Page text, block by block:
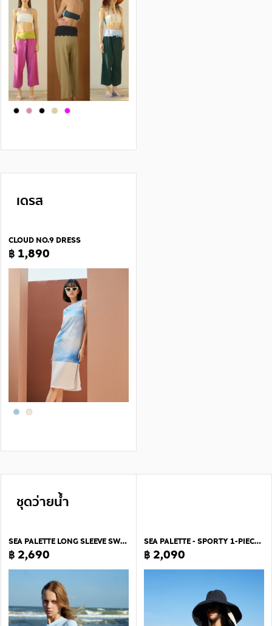
เดรส
CLOUD NO.9 DRESS
฿ 1,890
ชุดว่ายน้ำ
SEA PALETTE LONG SLEEVE SWIMSUIT
฿ 2,690
SEA PALETTE - SPORTY 1-PIECE SWIMSUIT
฿ 2,090